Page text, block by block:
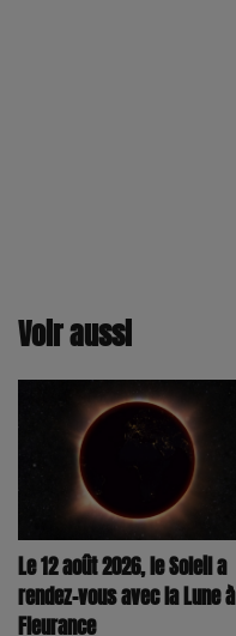
Voir aussi
Le 12 août 2026, le Soleil a
rendez-vous avec la Lune à
Fleurance